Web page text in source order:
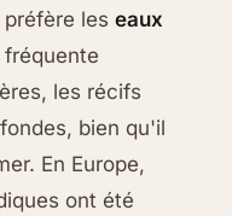
les eaux
fréquente
les récifs
bien qu'il
En Europe,
ont été